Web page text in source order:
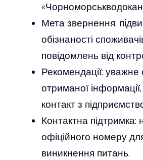
Мета звернення:
обізнаності
повідомлень від
Рекомендації:
отриманої
контакт з
Контактна підтримка:
офіційного номеру для
виникнення питань.